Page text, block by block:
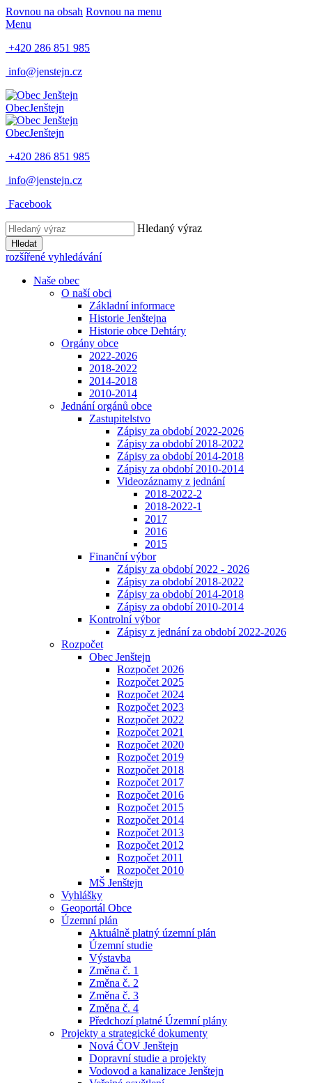
Rovnou na obsah Rovnou na menu
Menu
+420 286 851 985
info@jenstejn.cz
ObecJenštejn
ObecJenštejn
+420 286 851 985
info@jenstejn.cz
Facebook
Hledaný výraz
Hledat
rozšířené vyhledávání
Naše obec
O naší obci
Základní informace
Historie Jenštejna
Historie obce Dehtáry
Orgány obce
2022-2026
2018-2022
2014-2018
2010-2014
Jednání orgánů obce
Zastupitelstvo
Zápisy za období 2022-2026
Zápisy za období 2018-2022
Zápisy za období 2014-2018
Zápisy za období 2010-2014
Videozáznamy z jednání
2018-2022-2
2018-2022-1
2017
2016
2015
Finanční výbor
Zápisy za období 2022 - 2026
Zápisy za období 2018-2022
Zápisy za období 2014-2018
Zápisy za období 2010-2014
Kontrolní výbor
Zápisy z jednání za období 2022-2026
Rozpočet
Obec Jenštejn
Rozpočet 2026
Rozpočet 2025
Rozpočet 2024
Rozpočet 2023
Rozpočet 2022
Rozpočet 2021
Rozpočet 2020
Rozpočet 2019
Rozpočet 2018
Rozpočet 2017
Rozpočet 2016
Rozpočet 2015
Rozpočet 2014
Rozpočet 2013
Rozpočet 2012
Rozpočet 2011
Rozpočet 2010
MŠ Jenštejn
Vyhlášky
Geoportál Obce
Územní plán
Aktuálně platný územní plán
Územní studie
Výstavba
Změna č. 1
Změna č. 2
Změna č. 3
Změna č. 4
Předchozí platné Územní plány
Projekty a strategické dokumenty
Nová ČOV Jenštejn
Dopravní studie a projekty
Vodovod a kanalizace Jenštejn